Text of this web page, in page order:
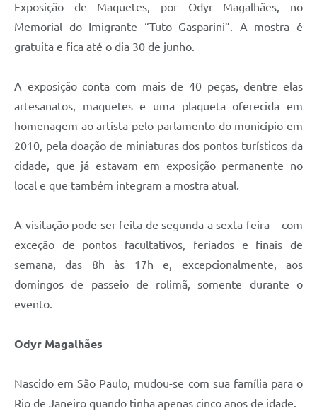
Vinhedo
Audiências Públicas
Arquivos para Download
Galeria de Vídeos
Contas Públicas
Exposição de Maquetes, por Odyr Magalhães, no
Memorial do Imigrante “Tuto Gasparini”. A mostra é
gratuita e fica até o dia 30 de junho.
A exposição conta com mais de 40 peças, dentre elas
artesanatos, maquetes e uma plaqueta oferecida em
homenagem ao artista pelo parlamento do município em
2010, pela doação de miniaturas dos pontos turísticos da
cidade, que já estavam em exposição permanente no
local e que também integram a mostra atual.
A visitação pode ser feita de segunda a sexta-feira – com
exceção de pontos facultativos, feriados e finais de
semana, das 8h às 17h e, excepcionalmente, aos
domingos de passeio de rolimã, somente durante o
evento.
Odyr Magalhães
Nascido em São Paulo, mudou-se com sua família para o
Rio de Janeiro quando tinha apenas cinco anos de idade.